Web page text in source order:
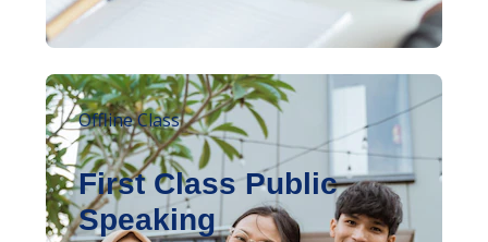
Offline Class
First Class Public
Speaking